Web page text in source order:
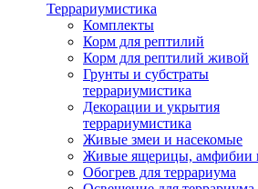
Террариумистика
Комплекты
Корм для рептилий
Корм для рептилий живой
Грунты и субстраты
террариумистика
Декорации и укрытия
террариумистика
Живые змеи и насекомые
Живые ящерицы, амфибии
Обогрев для террариума